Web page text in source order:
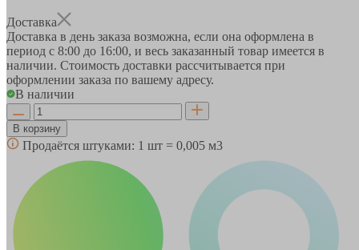
Доставка
Доставка в день заказа возможна, если она оформлена в
период с 8:00 до 16:00, и весь заказанный товар имеется в
наличии. Стоимость доставки рассчитывается при
оформлении заказа по вашему адресу.
В наличии
В корзину
Продаётся штуками: 1 шт = 0,005 м3